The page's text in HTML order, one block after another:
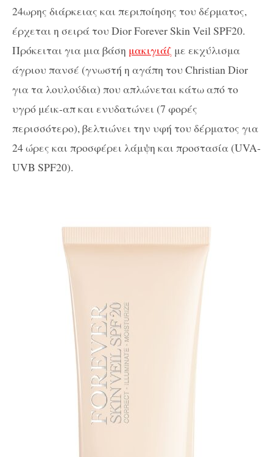
24ωρης διάρκειας και περιποίησης του δέρματος,
έρχεται η σειρά του Dior Forever Skin Veil SPF20.
Πρόκειται για μια βάση μακιγιάζ με εκχύλισμα
άγριου πανσέ (γνωστή η αγάπη του Christian Dior
για τα λουλούδια) που απλώνεται κάτω από το
υγρό μέικ-απ και ενυδατώνει (7 φορές
περισσότερο), βελτιώνει την υφή του δέρματος για
24 ώρες και προσφέρει λάμψη και προστασία (UVA-
UVB SPF20).